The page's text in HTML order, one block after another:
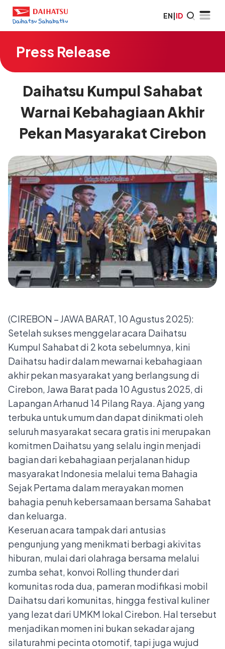
EN|ID
Press Release
Daihatsu Kumpul Sahabat
Warnai Kebahagiaan Akhir
Pekan Masyarakat Cirebon
(CIREBON – JAWA BARAT, 10 Agustus 2025):
Setelah sukses menggelar acara Daihatsu
Kumpul Sahabat di 2 kota sebelumnya, kini
Daihatsu hadir dalam mewarnai kebahagiaan
akhir pekan masyarakat yang berlangsung di
Cirebon, Jawa Barat pada 10 Agustus 2025, di
Lapangan Arhanud 14 Pilang Raya. Ajang yang
terbuka untuk umum dan dapat dinikmati oleh
seluruh masyarakat secara gratis ini merupakan
komitmen Daihatsu yang selalu ingin menjadi
bagian dari kebahagiaan perjalanan hidup
masyarakat Indonesia melalui tema Bahagia
Sejak Pertama dalam merayakan momen
bahagia penuh kebersamaan bersama Sahabat
dan keluarga.
Keseruan acara tampak dari antusias
pengunjung yang menikmati berbagi akivitas
hiburan, mulai dari olahraga bersama melalui
zumba sehat, konvoi Rolling thunder dari
komunitas roda dua, pameran modifikasi mobil
Daihatsu dari komunitas, hingga festival kuliner
yang lezat dari UMKM lokal Cirebon. Hal tersebut
menjadikan momen ini bukan sekadar ajang
silaturahmi pecinta otomotif, tapi juga wujud